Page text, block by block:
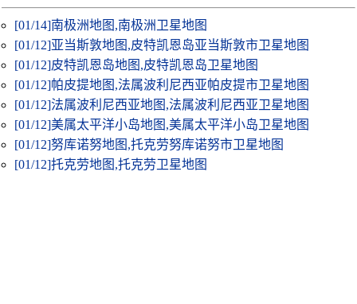
[01/14]南极洲地图,南极洲卫星地图
[01/12]亚当斯敦地图,皮特凯恩岛亚当斯敦市卫星地图
[01/12]皮特凯恩岛地图,皮特凯恩岛卫星地图
[01/12]帕皮提地图,法属波利尼西亚帕皮提市卫星地图
[01/12]法属波利尼西亚地图,法属波利尼西亚卫星地图
[01/12]美属太平洋小岛地图,美属太平洋小岛卫星地图
[01/12]努库诺努地图,托克劳努库诺努市卫星地图
[01/12]托克劳地图,托克劳卫星地图